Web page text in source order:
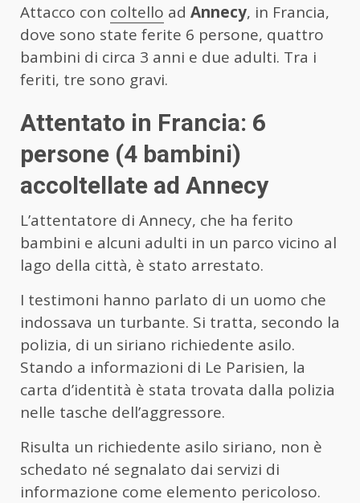
Attacco con coltello ad Annecy, in Francia,
dove sono state ferite 6 persone, quattro
bambini di circa 3 anni e due adulti. Tra i
feriti, tre sono gravi.
Attentato in Francia: 6
persone (4 bambini)
accoltellate ad Annecy
L’attentatore di Annecy, che ha ferito
bambini e alcuni adulti in un parco vicino al
lago della città, è stato arrestato.
I testimoni hanno parlato di un uomo che
indossava un turbante. Si tratta, secondo la
polizia, di un siriano richiedente asilo.
Stando a informazioni di Le Parisien, la
carta d’identità è stata trovata dalla polizia
nelle tasche dell’aggressore.
Risulta un richiedente asilo siriano, non è
schedato né segnalato dai servizi di
informazione come elemento pericoloso.